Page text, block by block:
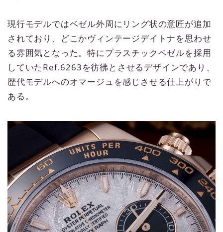
現行モデルではベゼル外周にリング状の意匠が追加
されており、どこかヴィンテージデイトナを思わせ
る雰囲気となった。特にプラスチックベゼルを採用
していたRef.6263を彷彿とさせるデザインであり、
歴代モデルへのオマージュを感じさせる仕上がりで
ある。